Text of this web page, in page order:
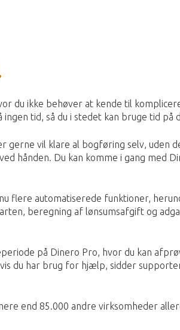
du ikke behøver at kende til
tid, så du i stedet kan bruge tid på
vil klare al bogføring selv, uden
hånden. Du kan komme i gang med
flere automatiserede funktioner,
beregning af lønsumsafgift og
på Dinero Pro, hvor du kan
du har brug for hjælp, sidder
end 85.000 andre virksomheder